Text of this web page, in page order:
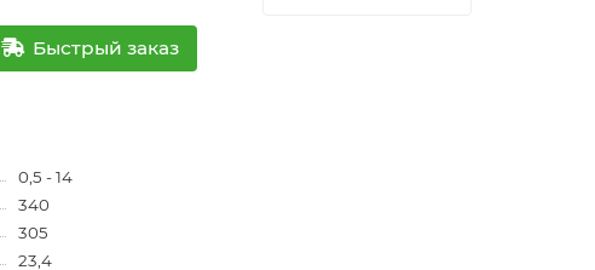
Быстрый заказ
0,5 - 14
340
305
23,4